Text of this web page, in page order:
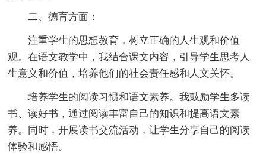
二、德育方面：
注重学生的思想教育，树立正确的人生观和价值
观。在语文教学中，我结合课文内容，引导学生思考人
生意义和价值，培养他们的社会责任感和人文关怀。
培养学生的阅读习惯和语文素养。我鼓励学生多读
书、读好书，通过阅读丰富自己的知识和提高语文素
养。同时，开展读书交流活动，让学生分享自己的阅读
体验和感悟。